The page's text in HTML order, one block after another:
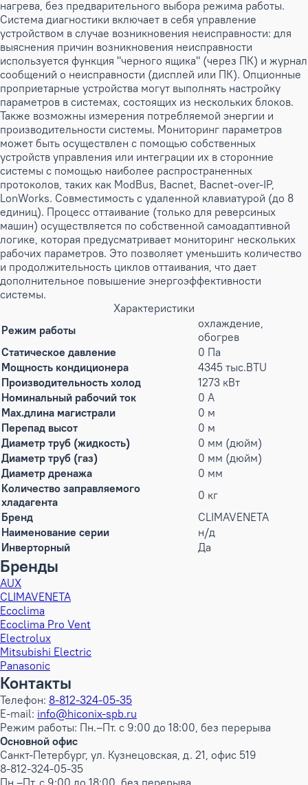
нагрева, без предварительного выбора режима работы.
Система диагностики включает в себя управление
устройством в случае возникновения неисправности: для
выяснения причин возникновения неисправности
используется функция "черного ящика" (через ПК) и журнал
сообщений о неисправности (дисплей или ПК). Опционные
проприетарные устройства могут выполнять настройку
параметров в системах, состоящих из нескольких блоков.
Также возможны измерения потребляемой энергии и
производительности системы. Мониторинг параметров
может быть осуществлен с помощью собственных
устройств управления или интеграции их в сторонние
системы с помощью наиболее распространенных
протоколов, таких как ModBus, Bacnet, Bacnet-over-IP,
LonWorks. Совместимость с удаленной клавиатурой (до 8
единиц). Процесс оттаивание (только для реверсиных
машин) осуществляется по собственной самоадаптивной
логике, которая предусматривает мониторинг нескольких
рабочих параметров. Это позволяет уменьшить количество
и продолжительность циклов оттаивания, что дает
дополнительное повышение энергоэффективности
системы.
Характеристики
Режим работы
охлаждение,
обогрев
Статическое давление
0 Па
Мощность кондиционера
4345 тыс.BTU
Производительность холод
1273 кВт
Номинальный рабочий ток
0 А
Max.длина магистрали
0 м
Перепад высот
0 м
Диаметр труб (жидкость)
0 мм (дюйм)
Диаметр труб (газ)
0 мм (дюйм)
Диаметр дренажа
0 мм
Количество заправляемого
хладагента
0 кг
Бренд
CLIMAVENETA
Наименование серии
н/д
Инверторный
Да
Бренды
AUX
CLIMAVENETA
Ecoclima
Ecoclima Pro Vent
Electrolux
Mitsubishi Electric
Panasonic
Контакты
Телефон: 8-812-324-05-35
E-mail: info@hiconix-spb.ru
Режим работы: Пн.–Пт. с 9:00 до 18:00, без перерыва
Основной офис
Санкт-Петербург, ул. Кузнецовская, д. 21, офис 519
8-812-324-05-35
Пн.–Пт. с 9:00 до 18:00, без перерыва